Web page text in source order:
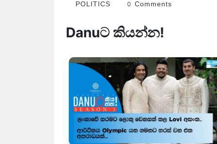
POLITICS 0 Comments